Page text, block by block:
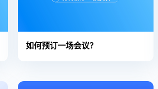
如何预订一场会议？